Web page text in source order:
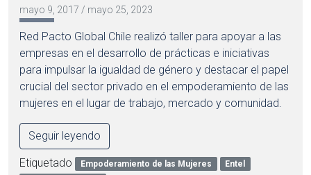
mayo 9, 2017 / mayo 25, 2023
Red Pacto Global Chile realizó taller para apoyar a las
empresas en el desarrollo de prácticas e iniciativas
para impulsar la igualdad de género y destacar el papel
crucial del sector privado en el empoderamiento de las
mujeres en el lugar de trabajo, mercado y comunidad.
Seguir leyendo
Etiquetado Empoderamiento de las Mujeres
Entel